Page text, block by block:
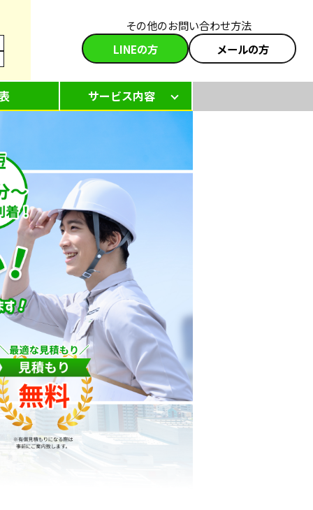
その他のお問い合わせ方法
LINEの方
メールの方
サービス内容